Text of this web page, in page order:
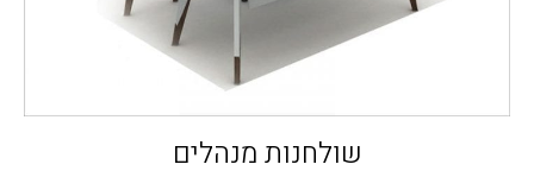
שולחנות מנהלים